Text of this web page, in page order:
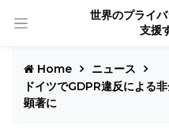
世界のプライ
支援
Home
ニュース
ドイツでGDPR違反による
顕著に